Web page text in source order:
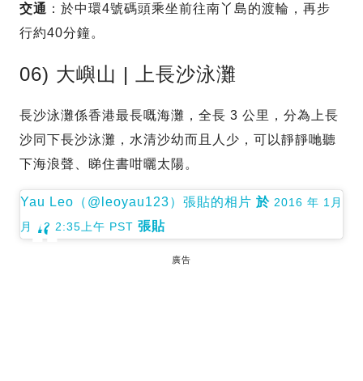
交通 ：於中環4號碼頭乘坐前往南丫島的渡輪，再步
行約40分鐘。
06) 大嶼山 | 上長沙泳灘
長沙泳灘係香港最長嘅海灘，全長 3 公里，分為上長
沙同下長沙泳灘，水清沙幼而且人少，可以靜靜哋聽
下海浪聲、睇住書咁曬太陽。
Yau Leo（@leoyau123）張貼的相片 於 2016 年 1月
月 12 2:35上午 PST 張貼
廣告